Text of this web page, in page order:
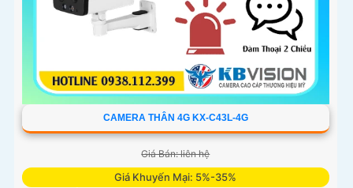
CAMERA THÂN 4G KX-C43L-4G
Giá Bán: liên hệ
Giá Khuyến Mại: 5%-35%